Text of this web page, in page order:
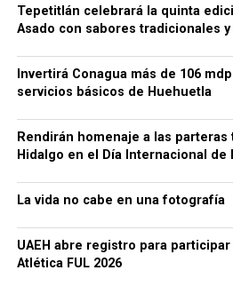
Tepetitlán celebrará la quinta
Asado con sabores tradicionales
Invertirá Conagua más de 106
servicios básicos de Huehuetla
Rendirán homenaje a las
Hidalgo en el Día Internacional
La vida no cabe en una fotografía
UAEH abre registro para
Atlética FUL 2026